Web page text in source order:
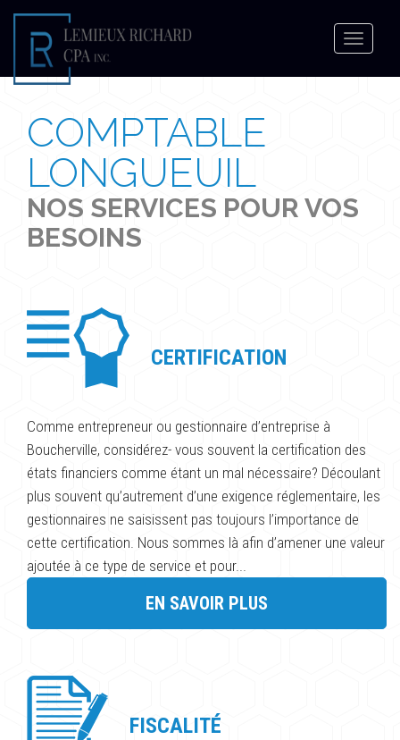
Toggle
COMPTABLE
LONGUEUIL
NOS SERVICES POUR VOS
BESOINS
CERTIFICATION
Comme entrepreneur ou gestionnaire d’entreprise à
Boucherville, considérez- vous souvent la certification des
états financiers comme étant un mal nécessaire? Découlant
plus souvent qu’autrement d’une exigence réglementaire, les
gestionnaires ne saisissent pas toujours l’importance de
cette certification. Nous sommes là afin d’amener une valeur
ajoutée à ce type de service et pour...
EN SAVOIR PLUS
FISCALITÉ